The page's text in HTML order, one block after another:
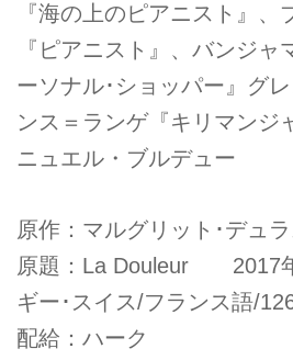
『海の上のピアニスト』、
『ピアニスト』、バンジャ
ーソナル･ショッパー』グ
ンス＝ランゲ『キリマンジ
ニュエル・ブルデュー
原作：マルグリット･デュラ
原題：La Douleur 2017
ギー･スイス/フランス語/
配給：ハーク